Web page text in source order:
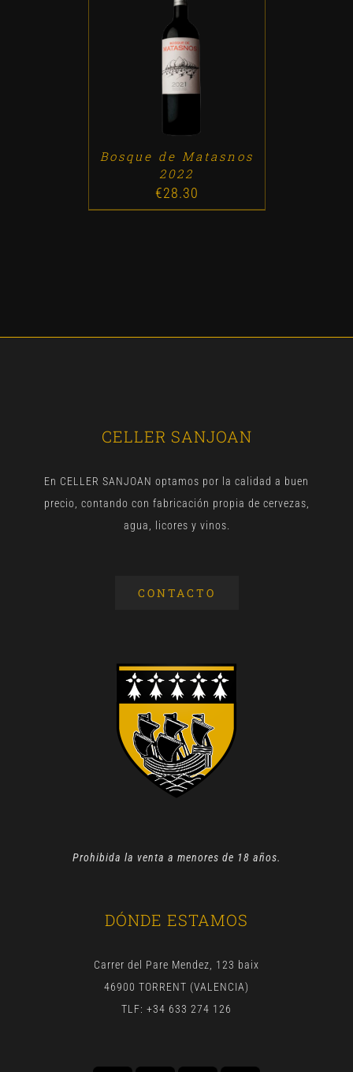
ADD TO CART /
Bosque de Matasnos
2022
€28.30
CELLER SANJOAN
En CELLER SANJOAN optamos por la calidad a buen
precio, contando con fabricación propia de cervezas,
agua, licores y vinos.
CONTACTO
Prohibida la venta a menores de 18 años.
DÓNDE ESTAMOS
Carrer del Pare Mendez, 123 baix
46900 TORRENT (VALENCIA)
TLF: +34 633 274 126